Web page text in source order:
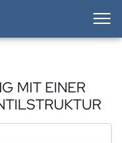
MIT EINER